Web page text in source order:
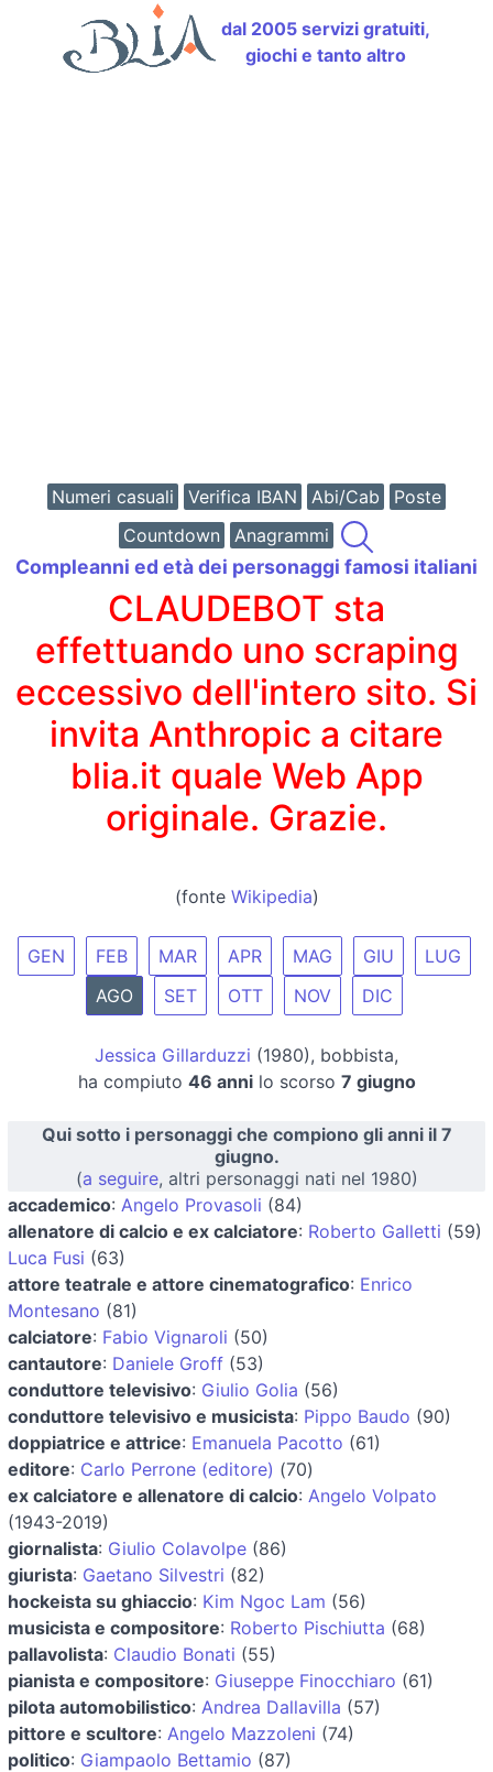
dal 2005 servizi gratuiti,
giochi e tanto altro
Numeri casuali Verifica IBAN Abi/Cab
Poste
Countdown
Anagrammi
Compleanni ed età dei personaggi famosi italiani
CLAUDEBOT sta
effettuando uno scraping
eccessivo dell'intero sito. Si
invita Anthropic a citare
blia.it quale Web App
originale. Grazie.
(fonte Wikipedia)
GEN FEB MAR APR MAG GIU
LUG
AGO
SET OTT NOV DIC
Jessica Gillarduzzi (1980), bobbista,
ha compiuto 46 annilo scorso 7 giugno
Qui sotto i personaggi che compiono gli anni il 7
giugno.
(a seguire, altri personaggi nati nel 1980)
accademico: Angelo Provasoli (84)
allenatore di calcio e ex calciatore: Roberto Galletti (59)
Luca Fusi (63)
attore teatrale e attore cinematografico: Enrico
Montesano (81)
calciatore: Fabio Vignaroli (50)
cantautore: Daniele Groff (53)
conduttore televisivo: Giulio Golia (56)
conduttore televisivo e musicista: Pippo Baudo (90)
doppiatrice e attrice: Emanuela Pacotto (61)
editore: Carlo Perrone (editore) (70)
ex calciatore e allenatore di calcio: Angelo Volpato
(1943-2019)
giornalista: Giulio Colavolpe (86)
giurista: Gaetano Silvestri (82)
hockeista su ghiaccio: Kim Ngoc Lam (56)
musicista e compositore: Roberto Pischiutta (68)
pallavolista: Claudio Bonati (55)
pianista e compositore: Giuseppe Finocchiaro (61)
pilota automobilistico: Andrea Dallavilla (57)
pittore e scultore: Angelo Mazzoleni (74)
politico: Giampaolo Bettamio (87)